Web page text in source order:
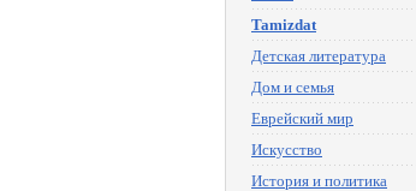
Tamizdat
Детская литература
Дом и семья
Еврейский мир
Искусство
История и политика